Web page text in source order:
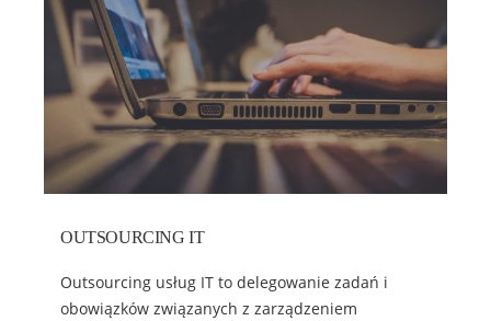
OUTSOURCING IT
Outsourcing usług IT to delegowanie zadań i
obowiązków związanych z zarządzeniem